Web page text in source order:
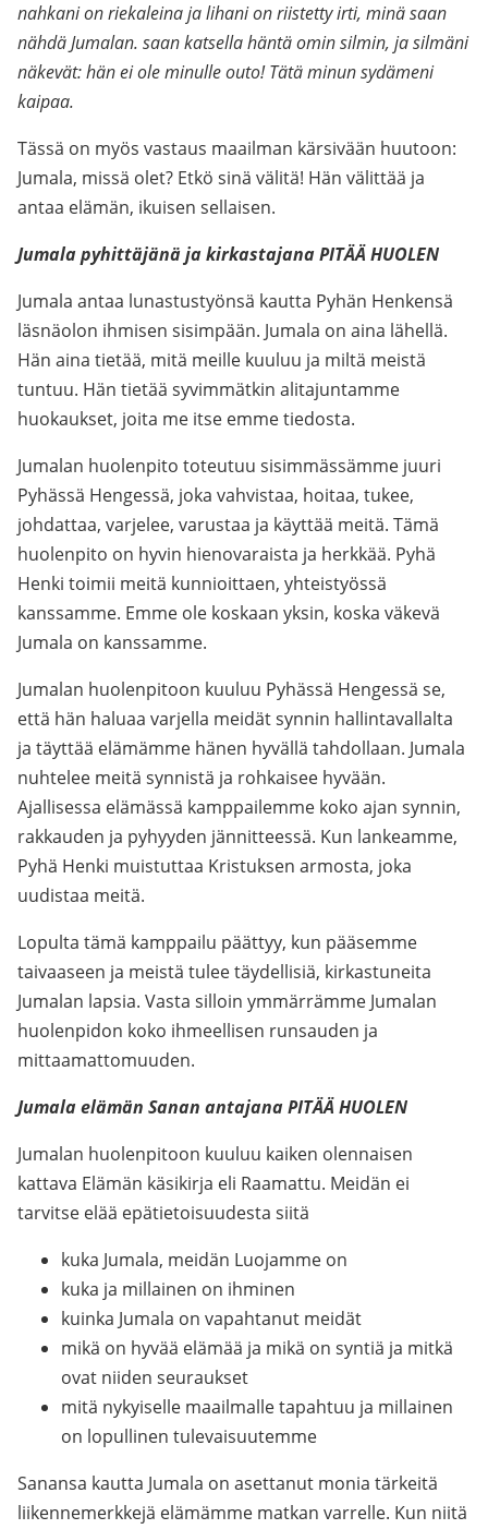
nahkani on riekaleina ja lihani on riistetty irti, minä saan
nähdä Jumalan. saan katsella häntä omin silmin, ja silmäni
näkevät: hän ei ole minulle outo! Tätä minun sydämeni
kaipaa.
Tässä on myös vastaus maailman kärsivään huutoon:
Jumala, missä olet? Etkö sinä välitä! Hän välittää ja
antaa elämän, ikuisen sellaisen.
Jumala pyhittäjänä ja kirkastajana PITÄÄ HUOLEN
Jumala antaa lunastustyönsä kautta Pyhän Henkensä
läsnäolon ihmisen sisimpään. Jumala on aina lähellä.
Hän aina tietää, mitä meille kuuluu ja miltä meistä
tuntuu. Hän tietää syvimmätkin alitajuntamme
huokaukset, joita me itse emme tiedosta.
Jumalan huolenpito toteutuu sisimmässämme juuri
Pyhässä Hengessä, joka vahvistaa, hoitaa, tukee,
johdattaa, varjelee, varustaa ja käyttää meitä. Tämä
huolenpito on hyvin hienovaraista ja herkkää. Pyhä
Henki toimii meitä kunnioittaen, yhteistyössä
kanssamme. Emme ole koskaan yksin, koska väkevä
Jumala on kanssamme.
Jumalan huolenpitoon kuuluu Pyhässä Hengessä se,
että hän haluaa varjella meidät synnin hallintavallalta
ja täyttää elämämme hänen hyvällä tahdollaan. Jumala
nuhtelee meitä synnistä ja rohkaisee hyvään.
Ajallisessa elämässä kamppailemme koko ajan synnin,
rakkauden ja pyhyyden jännitteessä. Kun lankeamme,
Pyhä Henki muistuttaa Kristuksen armosta, joka
uudistaa meitä.
Lopulta tämä kamppailu päättyy, kun pääsemme
taivaaseen ja meistä tulee täydellisiä, kirkastuneita
Jumalan lapsia. Vasta silloin ymmärrämme Jumalan
huolenpidon koko ihmeellisen runsauden ja
mittaamattomuuden.
Jumala elämän Sanan antajana PITÄÄ HUOLEN
Jumalan huolenpitoon kuuluu kaiken olennaisen
kattava Elämän käsikirja eli Raamattu. Meidän ei
tarvitse elää epätietoisuudesta siitä
kuka Jumala, meidän Luojamme on
kuka ja millainen on ihminen
kuinka Jumala on vapahtanut meidät
mikä on hyvää elämää ja mikä on syntiä ja mitkä
ovat niiden seuraukset
mitä nykyiselle maailmalle tapahtuu ja millainen
on lopullinen tulevaisuutemme
Sanansa kautta Jumala on asettanut monia tärkeitä
liikennemerkkejä elämämme matkan varrelle. Kun niitä